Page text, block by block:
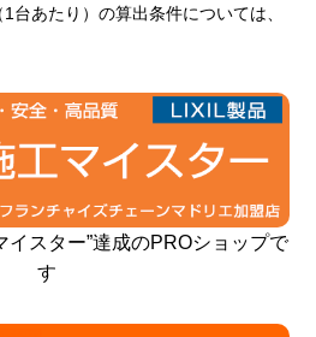
台あたり）の算出条件については、
イスター”達成のPROショップで
す